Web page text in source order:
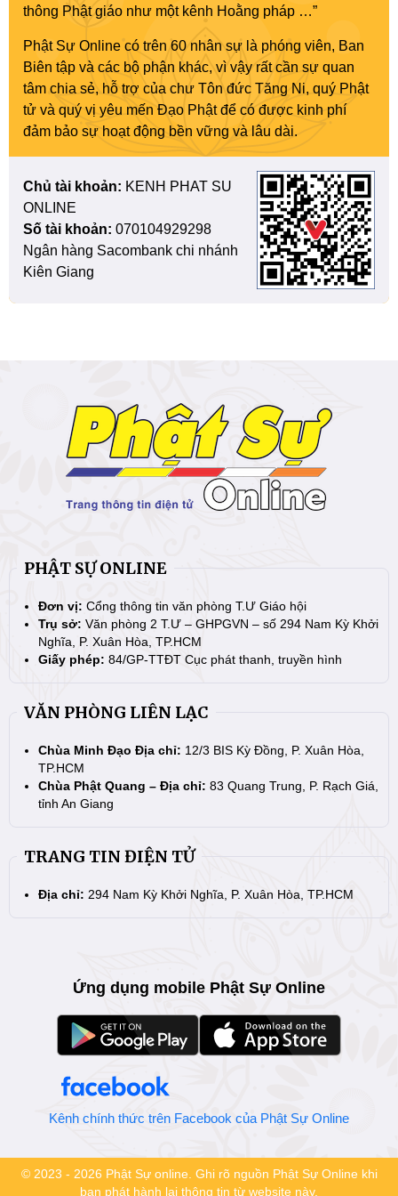
thông Phật giáo như một kênh Hoằng pháp …”
Phật Sự Online có trên 60 nhân sự là phóng viên, Ban
Biên tập và các bộ phận khác, vì vậy rất cần sự quan
tâm chia sẻ, hỗ trợ của chư Tôn đức Tăng Ni, quý Phật
tử và quý vị yêu mến Đạo Phật để có được kinh phí
đảm bảo sự hoạt động bền vững và lâu dài.
Chủ tài khoản: KENH PHAT SU
ONLINE
Số tài khoản: 070104929298
Ngân hàng Sacombank chi nhánh
Kiên Giang
PHẬT SỰ ONLINE
Đơn vị: Cổng thông tin văn phòng T.Ư Giáo hội
Trụ sở: Văn phòng 2 T.Ư – GHPGVN – số 294 Nam Kỳ Khởi
Nghĩa, P. Xuân Hòa, TP.HCM
Giấy phép: 84/GP-TTĐT Cục phát thanh, truyền hình
VĂN PHÒNG LIÊN LẠC
Chùa Minh Đạo Địa chỉ: 12/3 BIS Kỳ Đồng, P. Xuân Hòa,
TP.HCM
Chùa Phật Quang – Địa chỉ: 83 Quang Trung, P. Rạch Giá,
tỉnh An Giang
TRANG TIN ĐIỆN TỬ
Địa chỉ: 294 Nam Kỳ Khởi Nghĩa, P. Xuân Hòa, TP.HCM
Ứng dụng mobile Phật Sự Online
Kênh chính thức trên Facebook của Phật Sự Online
© 2023 - 2026 Phật Sự online. Ghi rõ nguồn Phật Sự Online khi
bạn phát hành lại thông tin từ website này.